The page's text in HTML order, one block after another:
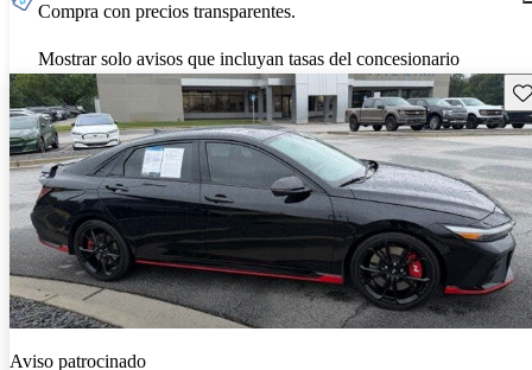
Compra con precios transparentes.
Mostrar solo avisos que incluyan tasas del concesionario
Aviso patrocinado